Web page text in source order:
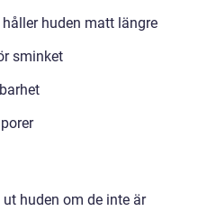
huden matt längre
sminket
huden om de inte är